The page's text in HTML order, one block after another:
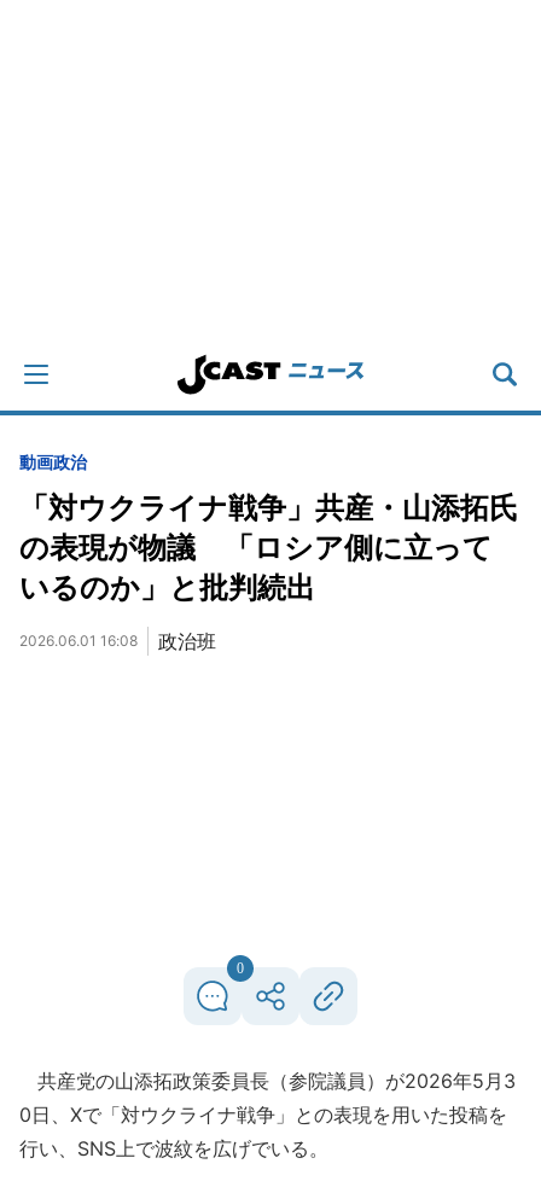
動画政治
「対ウクライナ戦争」共産・山添拓氏
の表現が物議 「ロシア側に立って
いるのか」と批判続出
2026.06.01 16:08 政治班
0
共産党の山添拓政策委員長（参院議員）が2026年5月3
0日、Xで「対ウクライナ戦争」との表現を用いた投稿を
行い、SNS上で波紋を広げでいる。